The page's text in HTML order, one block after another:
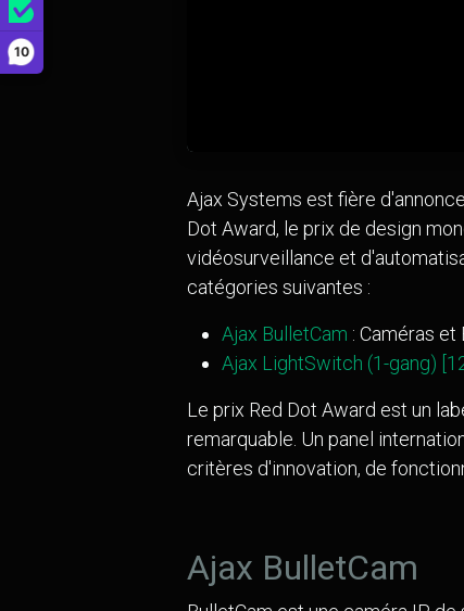
10
Ajax Systems est fière
Dot Award, le prix de design
vidéosurveillance et
catégories suivantes :
Ajax BulletCam : Caméras
Ajax LightSwitch (1-gang)
Le prix Red Dot Award est un
remarquable. Un panel
critères d'innovation, de
Ajax BulletCam